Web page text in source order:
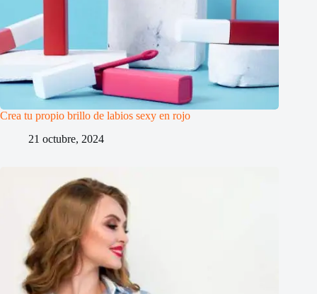
Crea tu propio brillo de labios sexy en rojo
21 octubre, 2024